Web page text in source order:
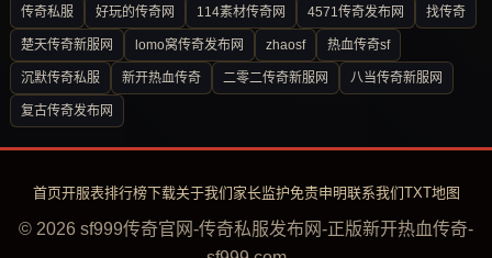
传奇私服 好玩的传奇网 114素材传奇网 4571传奇发布网 找传奇
楚天传奇新服网 lomo窝传奇发布网 zhaosf 热血传奇sf
沉默传奇私服 新开热血传奇 二零二传奇新服网 八当传奇新服网
复古传奇发布网
首页开服表排行榜下载关于我们 家长监护免责申明联系我们TXT地图
© 2026 sf999传奇官网-传奇私服发布网-正版新开热血传奇-